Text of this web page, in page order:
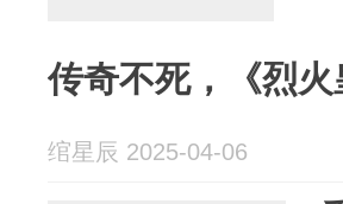
传奇不死，《烈
绾星辰 2025-04-06